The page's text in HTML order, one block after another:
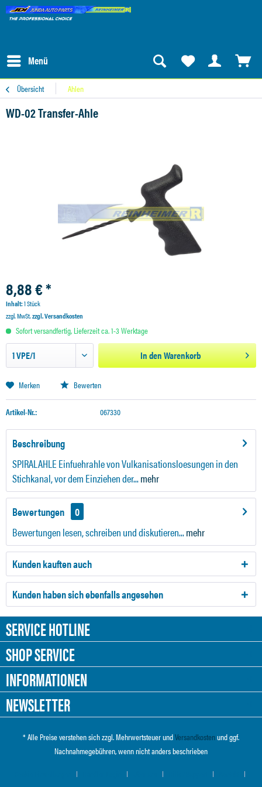
Menü
Übersicht Ahlen
WD-02 Transfer-Ahle
8,88 € *
Inhalt:1 Stück
zzgl. MwSt.zzgl. Versandkosten
Sofort versandfertig, Lieferzeit ca. 1-3 Werktage
In denWarenkorb
Merken Bewerten
Artikel-Nr.: 067330
Beschreibung
SPIRALAHLE Einfuehrahle von Vulkanisationsloesungen in den
Stichkanal, vor dem Einziehen der...mehr
Bewertungen
0
Bewertungen lesen, schreiben und diskutieren...mehr
Kunden kauften auch
Kunden haben sich ebenfalls angesehen
SERVICE HOTLINE
SHOP SERVICE
INFORMATIONEN
NEWSLETTER
* Alle Preise verstehen sich zzgl. Mehrwertsteuer undVersandkostenund ggf.
Nachnahmegebühren, wenn nicht anders beschrieben